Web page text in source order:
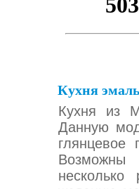
Кухня
Кухня из
Данную
глянцевое
Возможны